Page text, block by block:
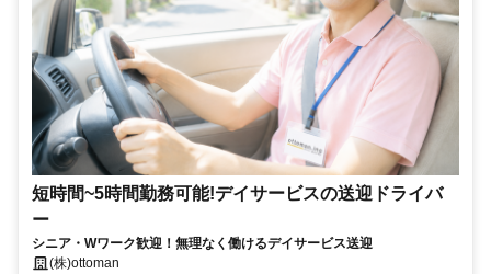
短時間~5時間勤務可能!デイサービスの送迎ドライバ
ー
シニア・Wワーク歓迎！無理なく働けるデイサービス送迎
(株)ottoman